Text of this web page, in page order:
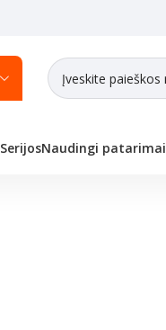
SerijosNaudingi patarimai